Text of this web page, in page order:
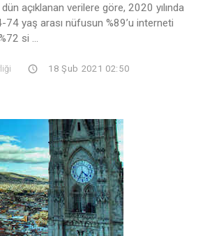
açıklanan verilere göre, 2020 yılında
yaş arası nüfusun %89’u interneti
si ...
18 Şub 2021 02:50